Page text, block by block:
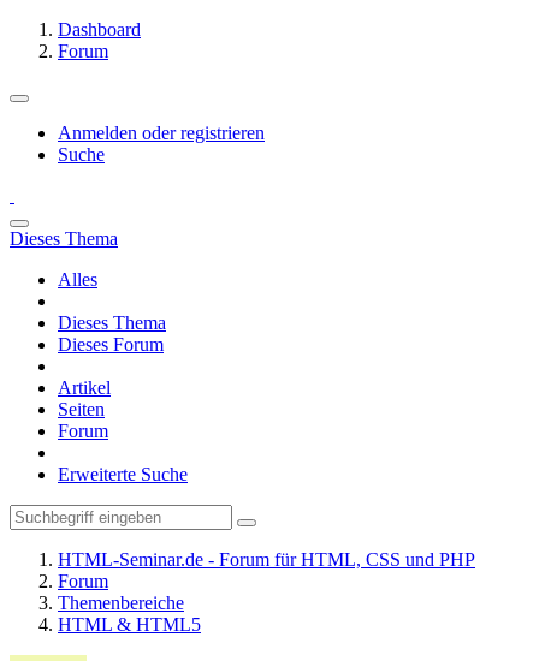
Dashboard
Forum
Anmelden oder registrieren
Suche
Dieses Thema
Alles
Dieses Thema
Dieses Forum
Artikel
Seiten
Forum
Erweiterte Suche
HTML-Seminar.de - Forum für HTML, CSS und PHP
Forum
Themenbereiche
HTML & HTML5